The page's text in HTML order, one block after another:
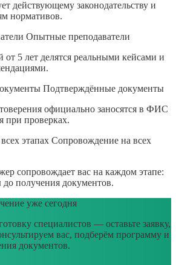
действующему законодательству и
нормативов.
Опытные преподаватели
от 5 лет делятся реальными кейсами и
Подтверждённые документы
официально заносятся в ФИС
проверках.
Сопровождение на всех
сопровождает вас на каждом этапе:
получения документов.
уже сегодня
специалистов — оставьте заявку,
вас, подберём программу и
документов.